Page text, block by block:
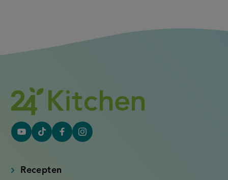
YouTube
link)
Tiktok
link)
FacebookInstagram
Recepten